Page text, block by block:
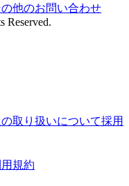
の他のお問い合わせ
Reserved.
取り扱いについて採用
規約